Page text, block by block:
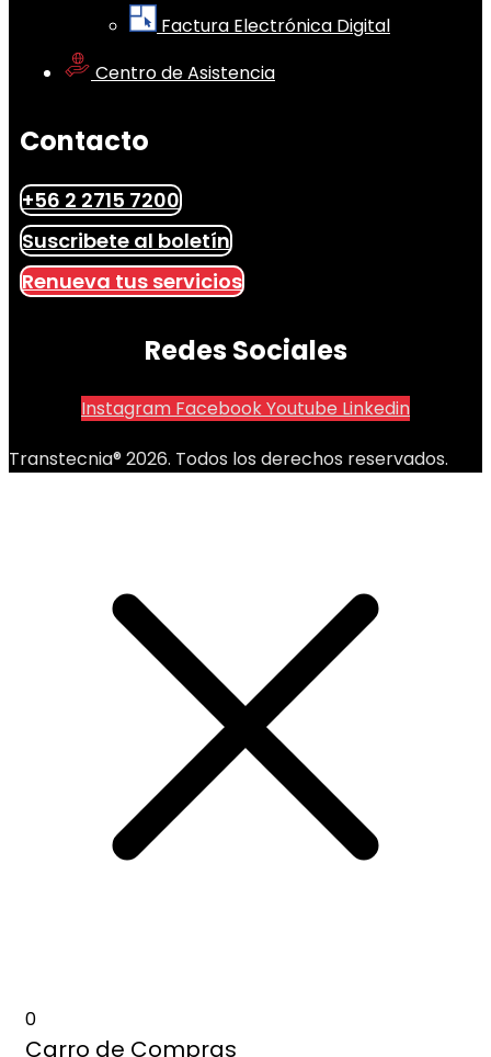
Factura Electrónica Digital
Centro de Asistencia
Contacto
+56 2 2715 7200
Suscribete al boletín
Renueva tus servicios
Redes Sociales
Instagram FacebookYoutube Linkedin
Transtecnia® 2026. Todos los derechos reservados.
0
Carro de Compras